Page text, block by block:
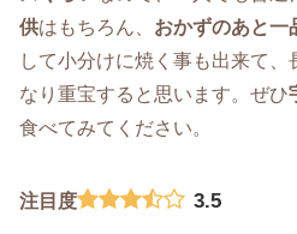
供はもちろん、 おかずのあと一
して小分けに焼く事も出来て
なり重宝すると思います。ぜひ
食べてみてください。
注目度 3.5